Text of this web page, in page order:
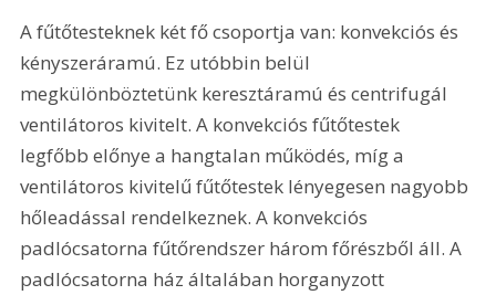
A fűtőtesteknek két fő csoportja van: konvekciós és
kényszeráramú. Ez utóbbin belül
megkülönböztetünk keresztáramú és centrifugál
ventilátoros kivitelt. A konvekciós fűtőtestek
legfőbb előnye a hangtalan működés, míg a
ventilátoros kivitelű fűtőtestek lényegesen nagyobb
hőleadással rendelkeznek. A konvekciós
padlócsatorna fűtőrendszer három főrészből áll. A
padlócsatorna ház általában horganyzott